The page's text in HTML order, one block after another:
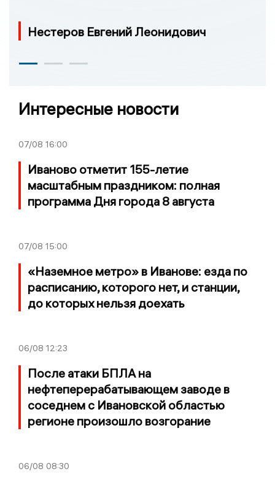
Нестеров Евгений Леонидович
Интересные новости
07/08 16:00
Иваново отметит 155-летие
масштабным праздником: полная
программа Дня города 8 августа
07/08 15:00
«Наземное метро» в Иванове: езда по
расписанию, которого нет, и станции,
до которых нельзя доехать
06/08 12:23
После атаки БПЛА на
нефтеперерабатывающем заводе в
соседнем с Ивановской областью
регионе произошло возгорание
06/08 08:30